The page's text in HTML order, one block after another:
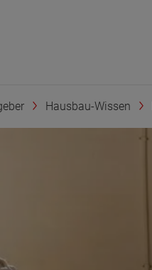
Hausbau-Wissen